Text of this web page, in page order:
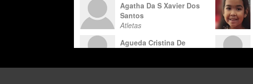
Agatha Da S Xavier Dos
Santos
Atletas
Agueda Cristina De